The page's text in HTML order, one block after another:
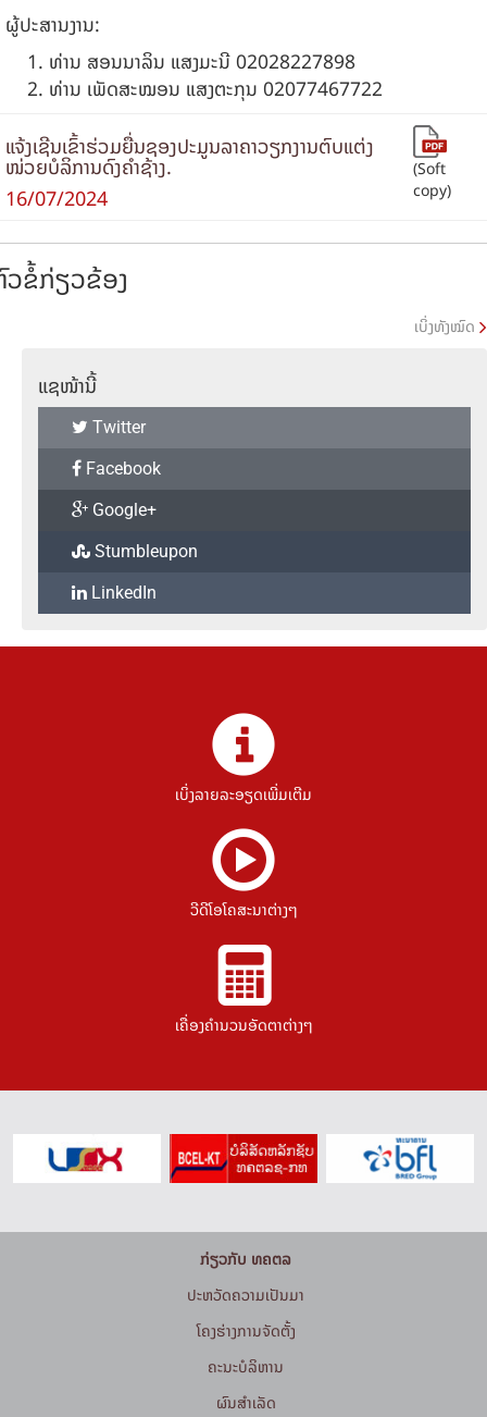
ຜູ້ປະສານງານ:
ທ່ານ ສອນນາລິນ ແສງມະນີ 02028227898
ທ່ານ ເພັດສະໝອນ ແສງຕະກຸນ 02077467722
ແຈ້ງເຊີນເຂົ້າຮ່ວມຍື່ນຊອງປະມູນລາຄາວຽກງານຕົບແຕ່ງ
ໜ່ວຍບໍລິການດົງຄໍາຊ້າງ.
16/07/2024
(Soft
copy)
ຂໍ້ກ່ຽວຂ້ອງ
ເບິ່ງທັງໝົດ
ແຊໜ້ານີ້
Twitter
Facebook
Google+
Stumbleupon
LinkedIn
ເບິ່ງລາຍລະອຽດເພີ່ມເຕີມ
ວີດີໂອໂຄສະນາຕ່າງໆ
ເຄື່ອງຄຳນວນອັດຕາຕ່າງໆ
ກ່ຽວກັບ ທຄຕລ
ປະຫວັດຄວາມເປັນມາ
ໂຄງຮ່າງການຈັດຕັ້ງ
ຄະນະບໍລິຫານ
ຜົນສຳເລັດ